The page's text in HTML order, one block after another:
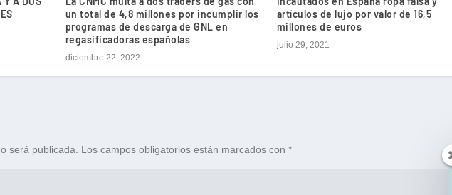
un total de 4,8 millones por incumplir los
programas de descarga de GNL en
regasificadoras españolas
diciembre 22, 2022
artículos de lujo por valor de 16,5
millones de euros
julio 29, 2021
será publicada. Los campos obligatorios están marcados con*